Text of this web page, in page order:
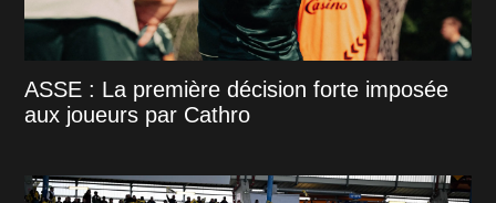
ASSE : La première décision forte imposée
aux joueurs par Cathro